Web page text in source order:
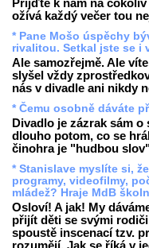
Přijďte k nám na
ožívá každý večer tou
* Pane Mošo úspěchy
rivalitou. Setkal jste se i
Ale samozřejmě. Ale
slyšel vždy
nás v divadle ani nikdy
* Čemu osobně dáváte
Divadlo je zázrak sám
dlouho potom, co se
činohra je "hudbou
* Stanislave myslíte si,
programy, videofilmy,
mládež? Hraje MdB
Osloví! A jak! My
přijít děti se svými
spoustě inscenací tzv.